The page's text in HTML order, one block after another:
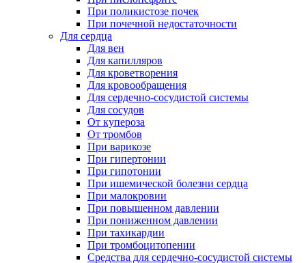
При поликистозе почек
При почечной недостаточности
Для сердца
Для вен
Для капилляров
Для кроветворения
Для кровообращения
Для сердечно-сосудистой системы
Для сосудов
От купероза
От тромбов
При варикозе
При гипертонии
При гипотонии
При ишемической болезни сердца
При малокровии
При повышенном давлении
При пониженном давлении
При тахикардии
При тромбоцитопении
Средства для сердечно-сосудистой системы